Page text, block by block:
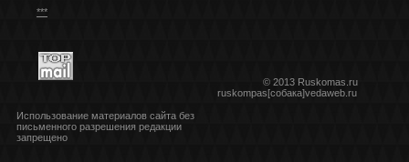
***
© 2013 Ruskomas.ru
ruskompas[собака]vedaweb.ru
Использование материалов сайта без
письменного разрешения редакции
запрещено